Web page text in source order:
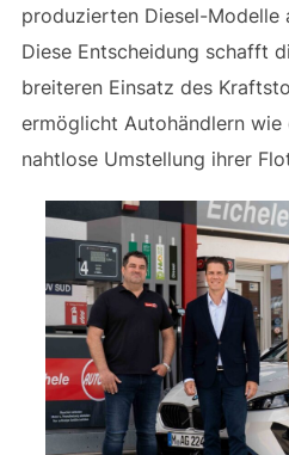
produzierten Diesel-Modelle
Diese Entscheidung schafft
breiteren Einsatz des
ermöglicht Autohändlern wie
nahtlose Umstellung ihrer